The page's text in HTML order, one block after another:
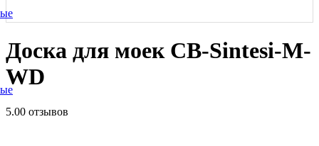
Доска для моек CB-Sintesi-M-
WD
5.00 отзывов